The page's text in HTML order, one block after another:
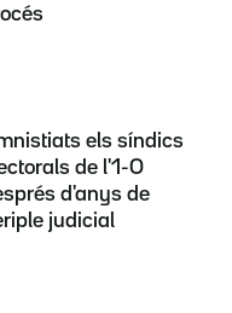
els síndics
de l'1-O
d'anys de
judicial